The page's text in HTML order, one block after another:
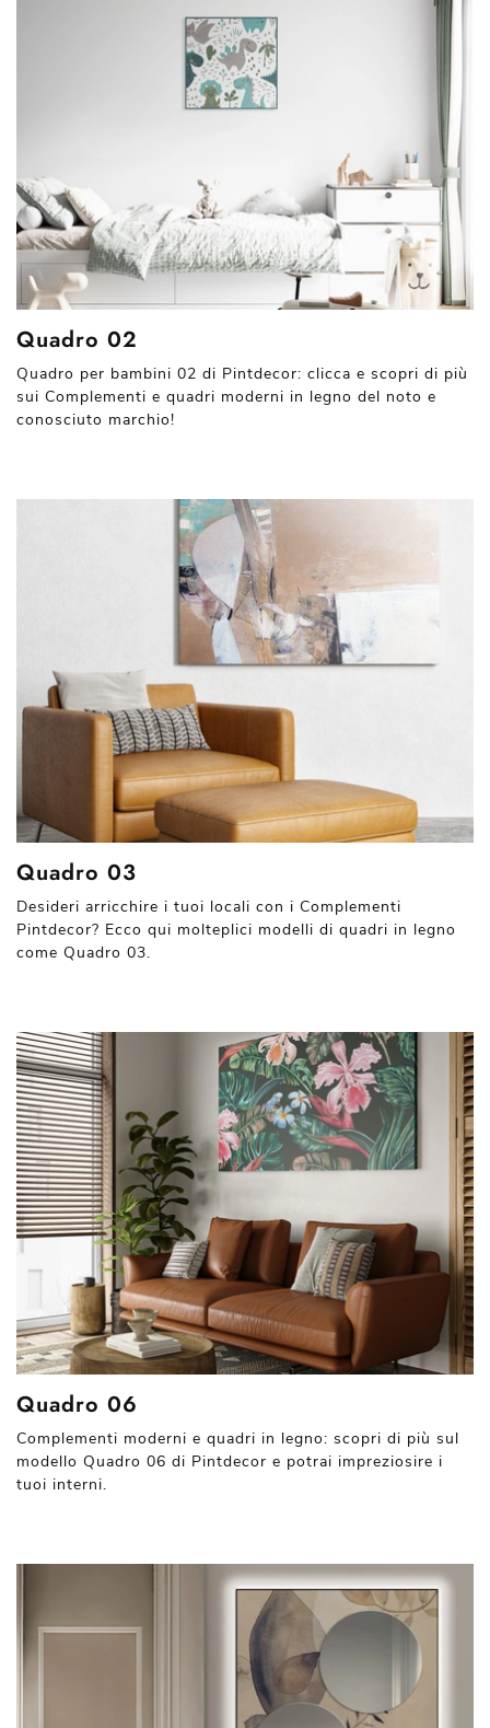
Quadro 02
Quadro per bambini 02 di Pintdecor: clicca e scopri di più
sui Complementi e quadri moderni in legno del noto e
conosciuto marchio!
Quadro 03
Desideri arricchire i tuoi locali con i Complementi
Pintdecor? Ecco qui molteplici modelli di quadri in legno
come Quadro 03.
Quadro 06
Complementi moderni e quadri in legno: scopri di più sul
modello Quadro 06 di Pintdecor e potrai impreziosire i
tuoi interni.